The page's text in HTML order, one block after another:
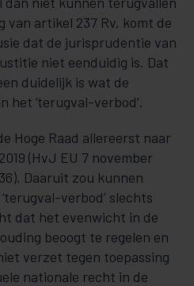
van artikel 237 Rv, komt de
dat de jurisprudentie van
niet eenduidig is. Dat
duidelijk is wat de
het ‘terugval-verbod’.
Hoge Raad allereerst naar
(HvJ EU 7 november
Daaruit zou kunnen
verbod’ slechts
dat het evenwicht in de
beoogt te regelen en
verzet tegen toepassing
nationale recht in de